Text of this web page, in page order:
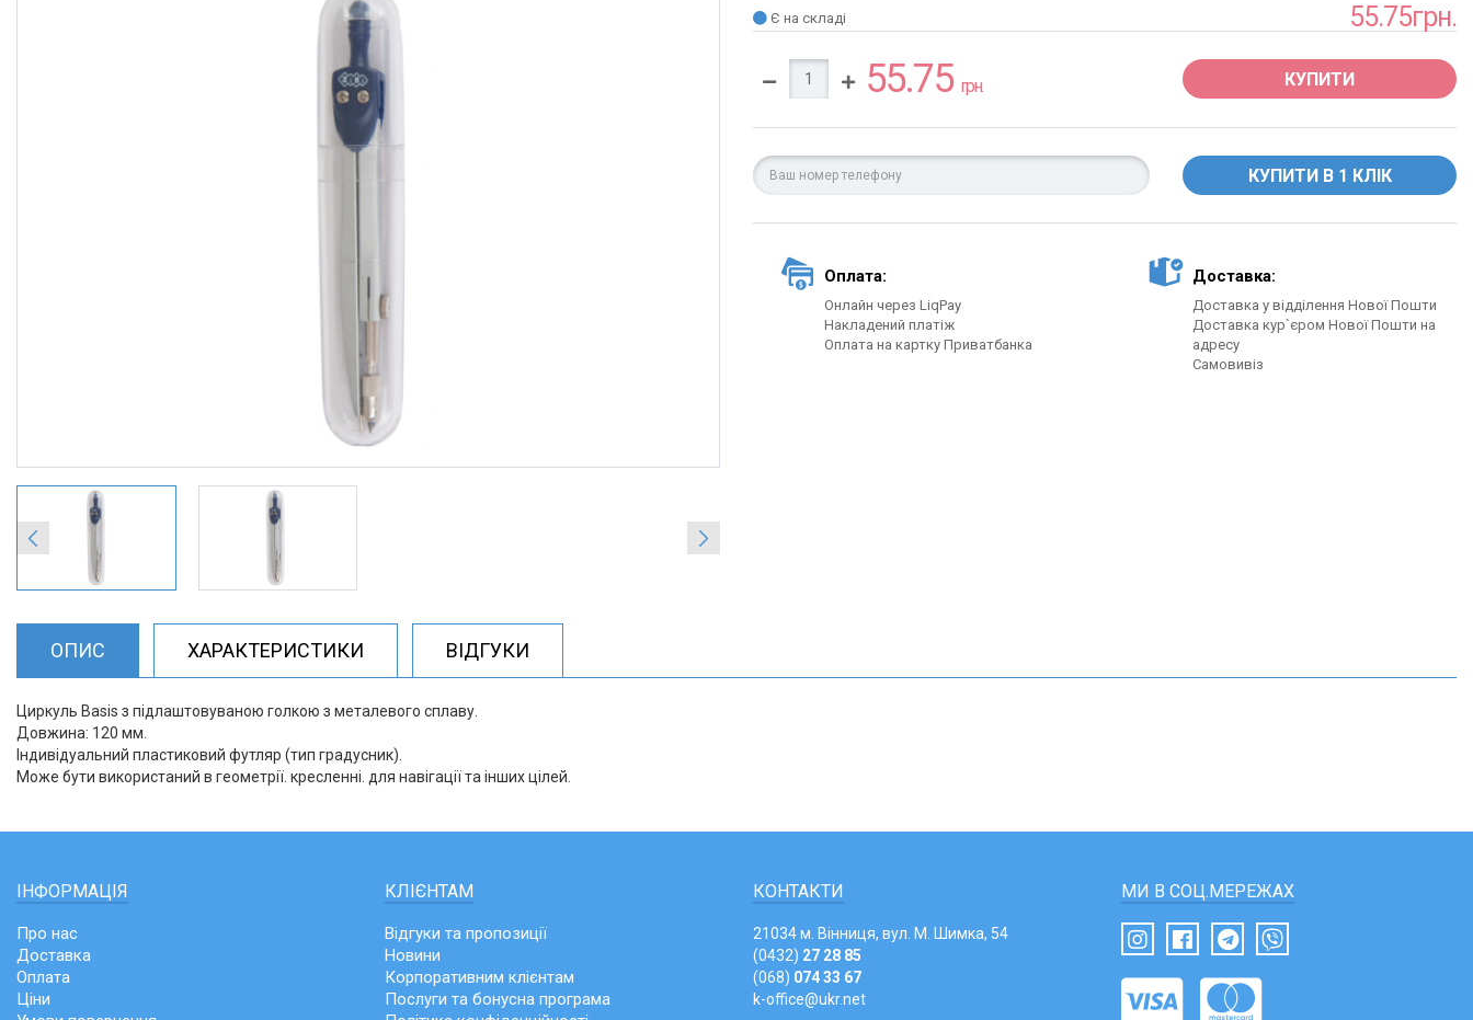
Є на складі 55.75грн.
55.75 грн. КУПИТИ
Оплата:
Онлайн через LiqPay
Накладений платіж
Оплата на картку Приватбанка
Доставка:
Доставка у відділення Нової Пошти
Доставка кур`єром Нової Пошти на
адресу
Самовивіз
ОПИС ХАРАКТЕРИСТИКИ ВІДГУКИ
Циркуль Basis з підлаштовуваною голкою з металевого сплаву.
Довжина: 120 мм.
Індивідуальний пластиковий футляр (тип градусник).
Може бути використаний в геометрії. кресленні. для навігації та інших цілей.
ІНФОРМАЦІЯ
Про нас
Доставка
Оплата
Ціни
КЛІЄНТАМ
Відгуки та пропозиції
Новини
Корпоративним клієнтам
Послуги та бонусна програма
КОНТАКТИ
21034 м. Вінниця, вул. М. Шимка, 54
(0432) 27 28 85
(068) 074 33 67
k-office@ukr.net
МИ В СОЦ.МЕРЕЖАХ